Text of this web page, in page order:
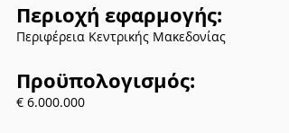
Περιοχή εφαρμογής:
Περιφέρεια Κεντρικής Μακεδονίας
Προϋπολογισμός:
€ 6.000.000